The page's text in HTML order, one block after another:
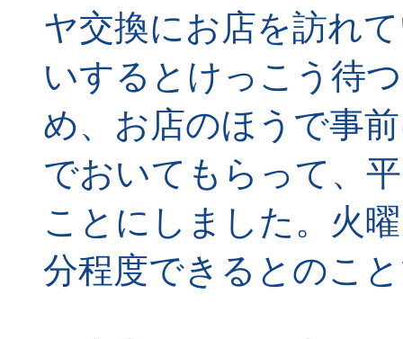
ヤ交換にお店を訪れ
いするとけっこう待
め、お店のほうで事
でおいてもらって、
ことにしました。火
分程度できるとのこ